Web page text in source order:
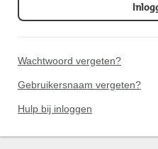
Wachtwoord vergeten?
Gebruikersnaam vergeten?
Hulp bij inloggen